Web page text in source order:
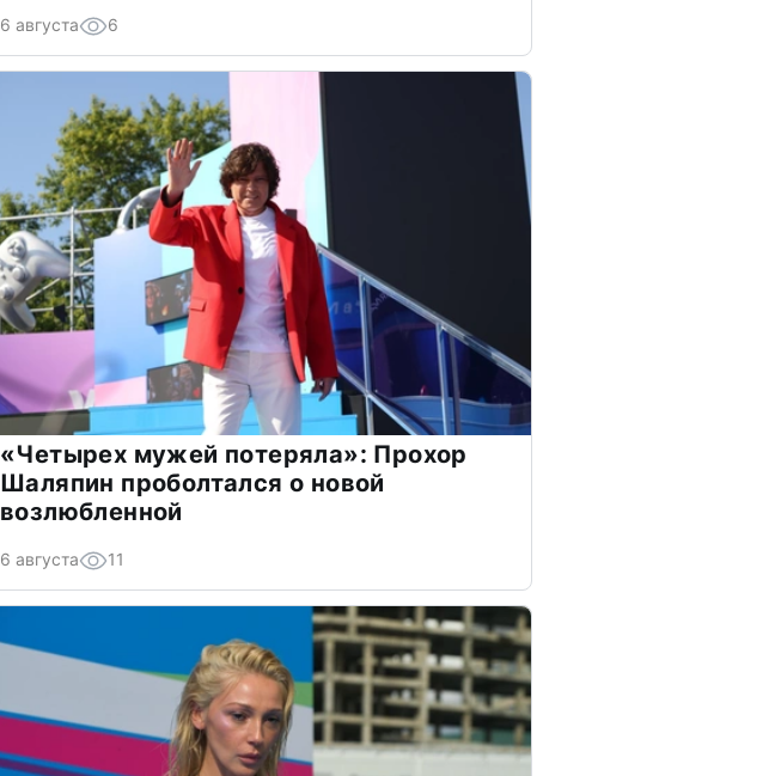
6 августа 6
«Четырех мужей потеряла»: Прохор
Шаляпин проболтался о новой
возлюбленной
6 августа 11